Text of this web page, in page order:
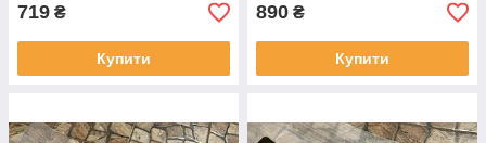
719 ₴
Купити
890 ₴
Купити